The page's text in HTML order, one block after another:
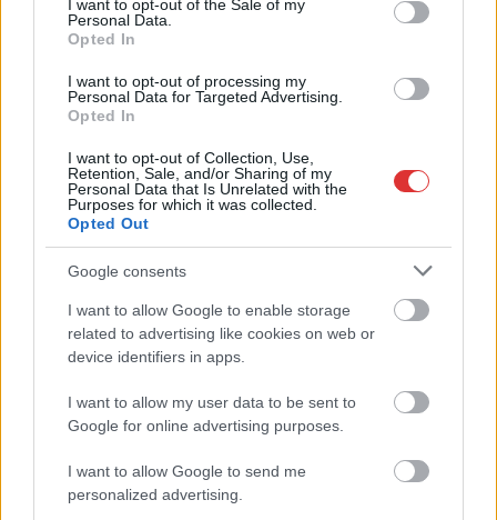
I want to opt-out of the Sale of my
Personal Data.
Opted In
I want to opt-out of processing my
Personal Data for Targeted Advertising.
Opted In
I want to opt-out of Collection, Use,
Retention, Sale, and/or Sharing of my
Personal Data that Is Unrelated with the
Purposes for which it was collected.
Opted Out
Google consents
I want to allow Google to enable storage
related to advertising like cookies on web or
device identifiers in apps.
I want to allow my user data to be sent to
Google for online advertising purposes.
I want to allow Google to send me
personalized advertising.
Elég sokan meglepődtek, amikor a hétvégén a fővárosi 2-es
metró egyik megállójában egy vaddisznó mosolygott rájuk....
Magyarország
2026.08.09. Farkas András
Baka András egy hónapja még a Tiszától független
államfőről beszélt – most elfogadta Magyar Péterék
felkérését